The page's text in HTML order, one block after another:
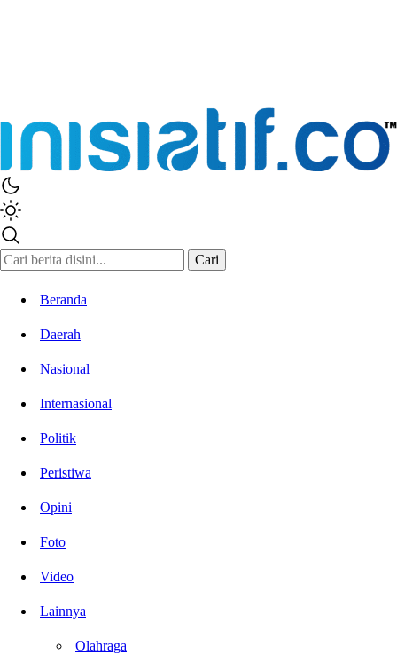
Cari
Beranda
Daerah
Nasional
Internasional
Politik
Peristiwa
Opini
Foto
Video
Lainnya
Olahraga